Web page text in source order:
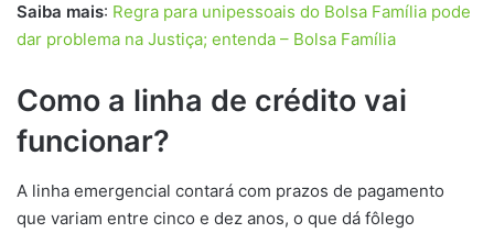
Saiba mais: Regra para unipessoais do Bolsa Família pode
dar problema na Justiça; entenda – Bolsa Família
Como a linha de crédito vai
funcionar?
A linha emergencial contará com prazos de pagamento
que variam entre cinco e dez anos, o que dá fôlego